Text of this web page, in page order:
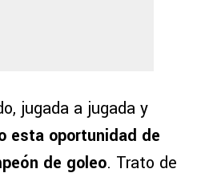
jugada a jugada y
esta oportunidad de
de goleo. Trato de